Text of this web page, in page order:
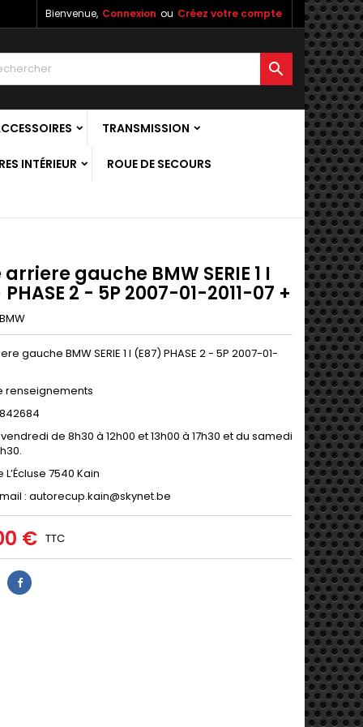
Bienvenue, Connexion ou Créez votre compte

TRANSMISSION
INTÉRIEUR ROUE DE SECOURS
gauche BMW SERIE 1 I
2 - 5P 2007-01-2011-07 +
BMW
gauche BMW SERIE 1 I (E87) PHASE 2 - 5P 2007-01-
renseignements
de 8h30 à 12h00 et 13h00 à 17h30 et du samedi
L’Écluse 7540 Kain
: autorecup.kain@skynet.be
€ TTC